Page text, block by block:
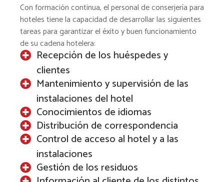
Con formación continua, el personal de conserjería para
hoteles tiene la capacidad de desarrollar las siguientes
tareas para garantizar el éxito y buen funcionamiento
de su cadena hotelera:
Recepción de los huéspedes y
clientes
Mantenimiento y supervisión de las
instalaciones del hotel
Conocimientos de idiomas
Distribución de correspondencia
Control de acceso al hotel y a las
instalaciones
Gestión de los residuos